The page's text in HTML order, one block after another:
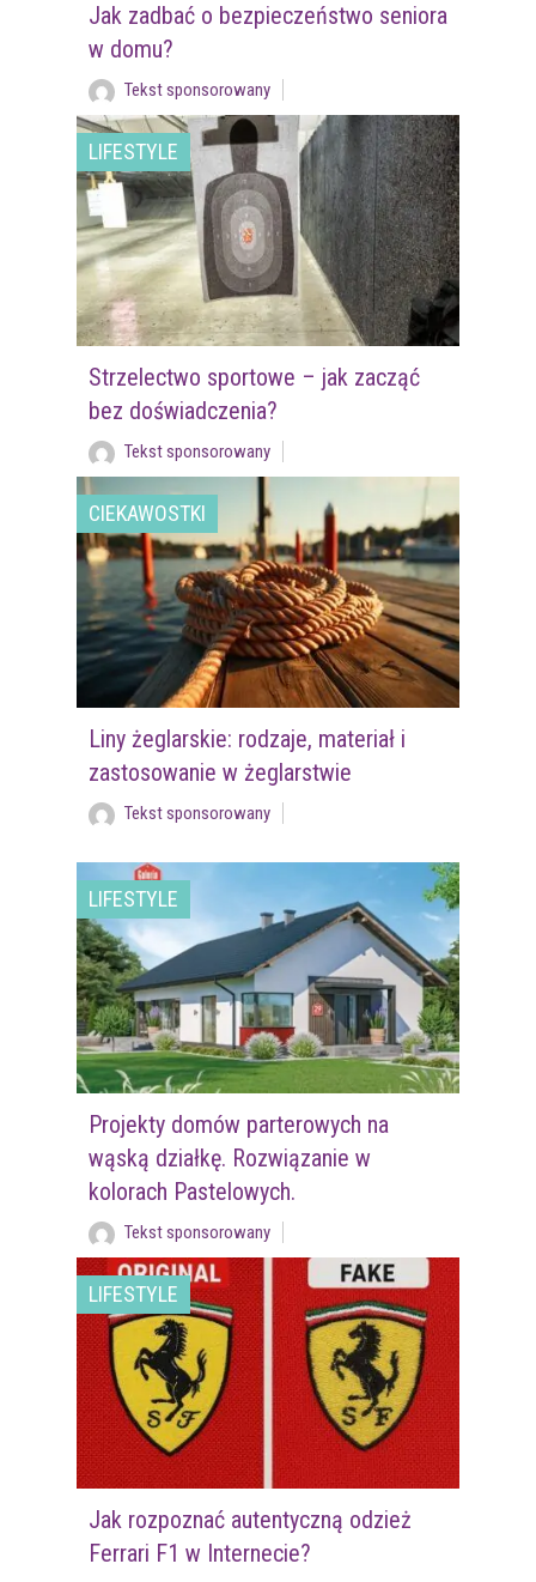
Jak zadbać o bezpieczeństwo seniora
w domu?
Tekst sponsorowany
LIFESTYLE
Strzelectwo sportowe – jak zacząć
bez doświadczenia?
Tekst sponsorowany
CIEKAWOSTKI
Liny żeglarskie: rodzaje, materiał i
zastosowanie w żeglarstwie
Tekst sponsorowany
LIFESTYLE
Projekty domów parterowych na
wąską działkę. Rozwiązanie w
kolorach Pastelowych.
Tekst sponsorowany
LIFESTYLE
Jak rozpoznać autentyczną odzież
Ferrari F1 w Internecie?